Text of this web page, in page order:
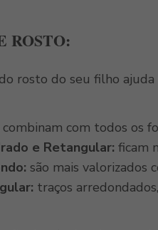
ROSTO:
rosto do seu filho
combinam com todos os
e Retangular: ficam
são mais valorizados
traços